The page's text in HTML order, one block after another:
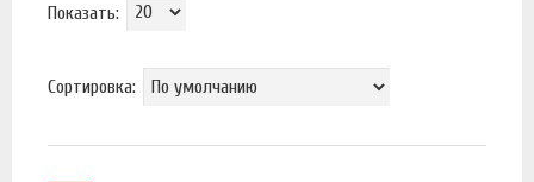
Показать:
Сортировка: